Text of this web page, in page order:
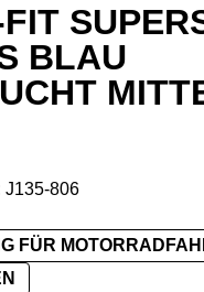
BLAU
J135-806
FÜR